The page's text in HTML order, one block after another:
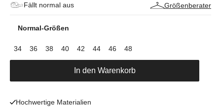
Fällt normal aus Größenberater
Normal-Größen
34 36 38 40 42 44 46 48
In den Warenkorb
Hochwertige Materialien